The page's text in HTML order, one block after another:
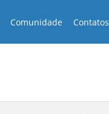
Comunidade Contatos